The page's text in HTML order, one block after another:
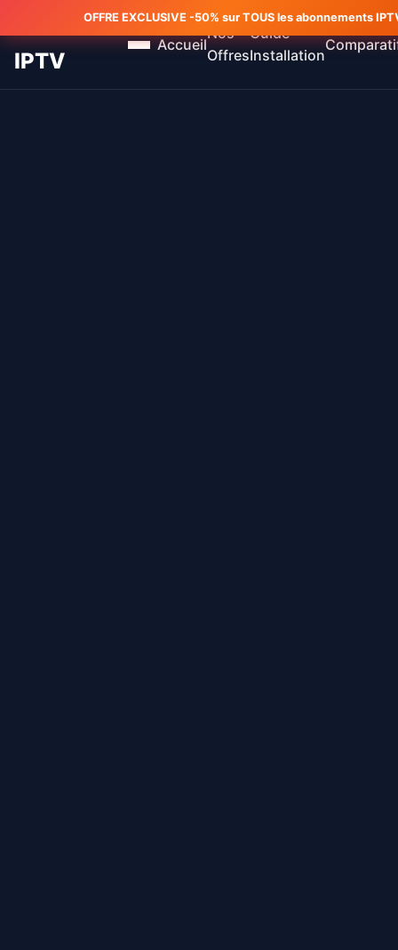
OFFRE EXCLUSIVE -50% sur TOUS les abonnements
MEILLEUR
IPTV
Accueil
Nos
Offres
Guide
Installation